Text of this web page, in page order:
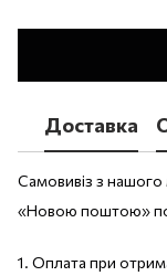
Доставка
Самовивіз з
«Новою поштою» по
1. Оплата при